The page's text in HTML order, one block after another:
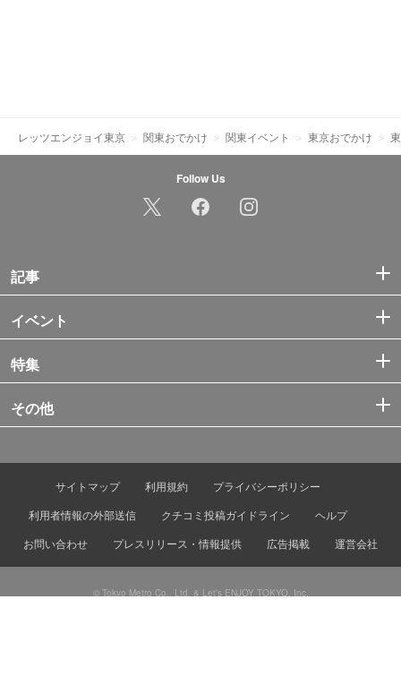
レッツエンジョイ東京 関東おでかけ 関東イベント 東京おでかけ
Follow Us
記事
イベント
特集
その他
サイトマップ 利用規約
プライバシーポリシー
利用者情報の外部送信
クチコミ投稿ガイドライン
ヘルプ
お問い合わせ
プレスリリース・情報提供 広告掲載 運営会社
© Tokyo Metro Co., Ltd. & Let’s ENJOY TOKYO, Inc.